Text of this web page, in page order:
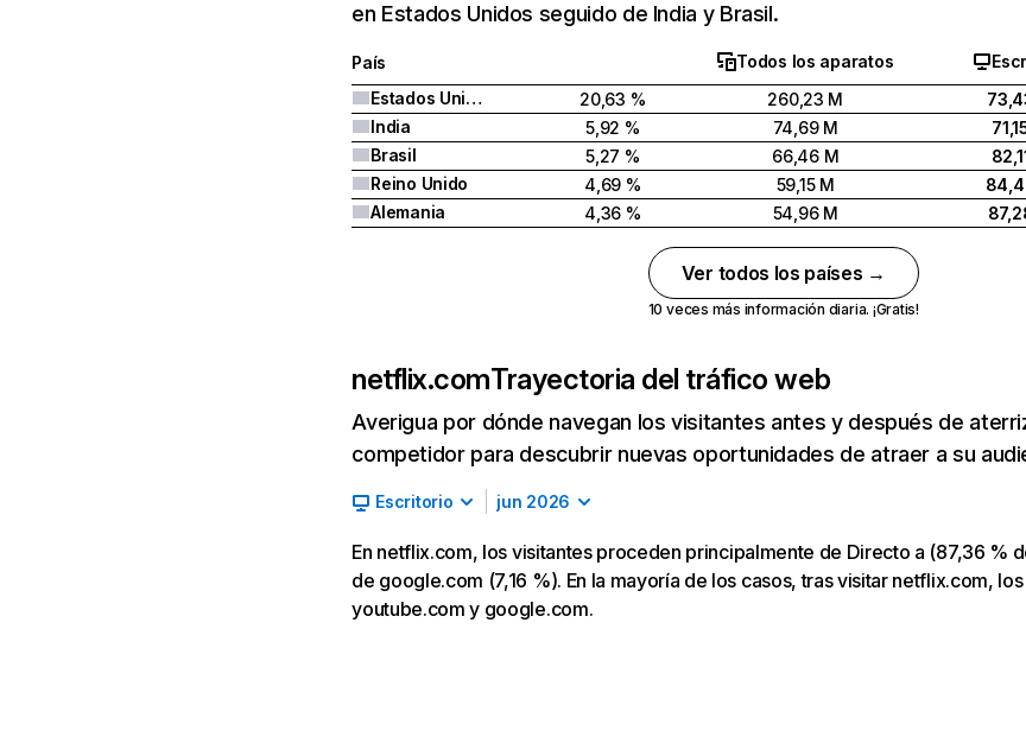
en Estados Unidos seguido de India y Brasil.
País Todos los aparatos
Estados Unidos
20,63 % 260,23 M
India
5,92 % 74,69 M
Brasil
5,27 % 66,46 M
Reino Unido
4,69 % 59,15 M
Alemania
4,36 % 54,96 M
Ver todos los países →
10 veces más información diaria. ¡Gratis!
netflix.comTrayectoria del tráfico web
Averigua por dónde navegan los visitantes antes y después de
competidor para descubrir nuevas oportunidades de atraer a su
Escritorio jun 2026
En netflix.com, los visitantes proceden principalmente de Directo a (87,36 %
de google.com (7,16 %). En la mayoría de los casos, tras visitar netflix.com,
youtube.com y google.com.